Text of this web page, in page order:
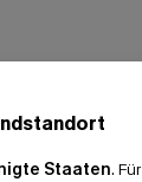
Staaten. Für